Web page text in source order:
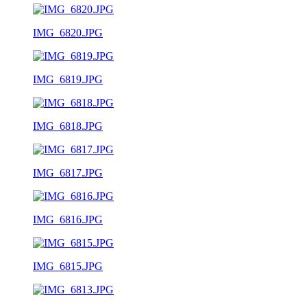
IMG_6820.JPG
IMG_6819.JPG
IMG_6818.JPG
IMG_6817.JPG
IMG_6816.JPG
IMG_6815.JPG